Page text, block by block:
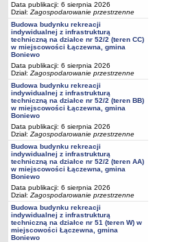
Data publikacji: 6 sierpnia 2026
Dział: Zagospodarowanie przestrzenne
Budowa budynku rekreacji
indywidualnej z infrastrukturą
techniczną na działce nr 52/2 (teren CC)
w miejscowości Łączewna, gmina
Boniewo
Data publikacji: 6 sierpnia 2026
Dział: Zagospodarowanie przestrzenne
Budowa budynku rekreacji
indywidualnej z infrastrukturą
techniczną na działce nr 52/2 (teren BB)
w miejscowości Łączewna, gmina
Boniewo
Data publikacji: 6 sierpnia 2026
Dział: Zagospodarowanie przestrzenne
Budowa budynku rekreacji
indywidualnej z infrastrukturą
techniczną na działce nr 52/2 (teren AA)
w miejscowości Łączewna, gmina
Boniewo
Data publikacji: 6 sierpnia 2026
Dział: Zagospodarowanie przestrzenne
Budowa budynku rekreacji
indywidualnej z infrastrukturą
techniczną na działce nr 51 (teren W) w
miejscowości Łączewna, gmina
Boniewo